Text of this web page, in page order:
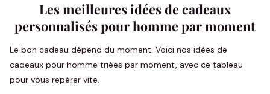
Les meilleures idées de cadeaux
personnalisés pour homme par moment
Le bon cadeau dépend du moment. Voici nos idées de
cadeaux pour homme triées par moment, avec ce tableau
pour vous repérer vite.